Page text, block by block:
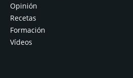
Opinión
Recetas
Formación
Vídeos